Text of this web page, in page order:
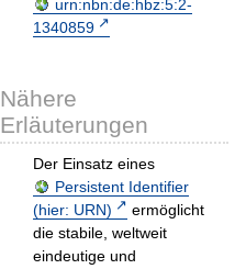
urn:nbn:de:hbz:5:2-
1340859
Nähere
Erläuterungen
Der Einsatz eines
Persistent Identifier
(hier: URN)
ermöglicht
die stabile, weltweit
eindeutige und